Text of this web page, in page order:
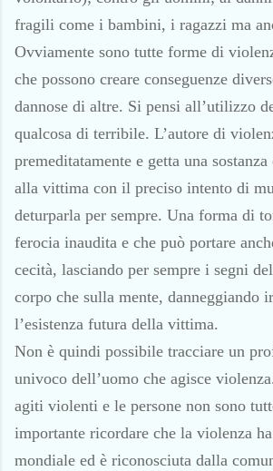
fragili come i bambini, i ragazzi ma
Ovviamente sono tutte forme di
che possono creare conseguenze
dannose di altre. Si pensi all’utilizzo
qualcosa di terribile. L’autore di
premeditatamente e getta una
alla vittima con il preciso intento di
deturparla per sempre. Una forma di
ferocia inaudita e che può portare
cecità, lasciando per sempre i segni
corpo che sulla mente, danneggiando
l’esistenza futura della vittima.
Non è quindi possibile tracciare un
univoco dell’uomo che agisce
agiti violenti e le persone non sono
importante ricordare che la violenza
mondiale ed è riconosciuta dalla